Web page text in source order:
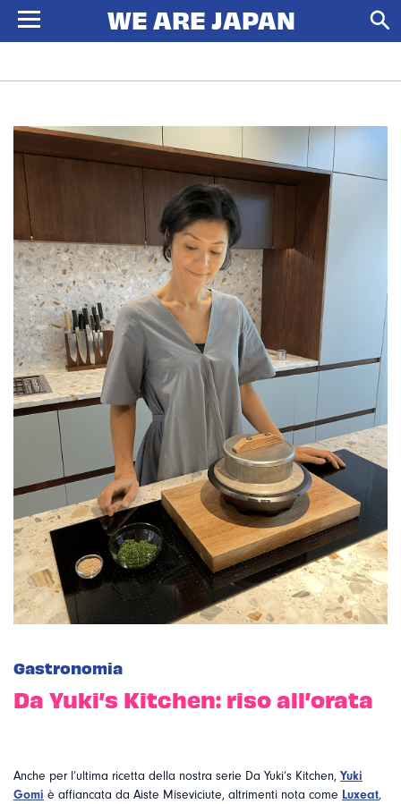
Gastronomia
Da Yuki’s Kitchen: riso all’orata
Anche per l’ultima ricetta della nostra serie Da Yuki’s Kitchen, Yuki
Gomi è affiancata da Aiste Miseviciute, altrimenti nota come Luxeat,